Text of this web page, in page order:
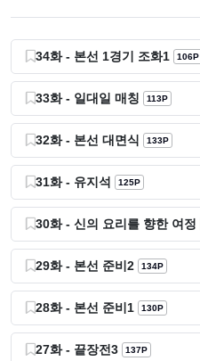
34화 - 본선 1경기 조화1 106P
33화 - 일대일 매칭 113P
32화 - 본선 대면식 133P
31화 - 유지석 125P
30화 - 신의 요리를 향한 여정
29화 - 본선 준비2 134P
28화 - 본선 준비1 130P
27화 - 끝장전3 137P